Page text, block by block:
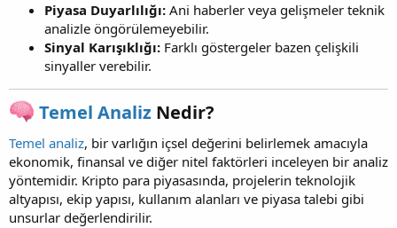
Piyasa Duyarlılığı: Ani haberler veya gelişmeler teknik
analizle öngörülemeyebilir.
Sinyal Karışıklığı: Farklı göstergeler bazen çelişkili
sinyaller verebilir.
Temel Analiz Nedir?​
Temel analiz, bir varlığın içsel değerini belirlemek amacıyla
ekonomik, finansal ve diğer nitel faktörleri inceleyen bir analiz
yöntemidir. Kripto para piyasasında, projelerin teknolojik
altyapısı, ekip yapısı, kullanım alanları ve piyasa talebi gibi
unsurlar değerlendirilir.